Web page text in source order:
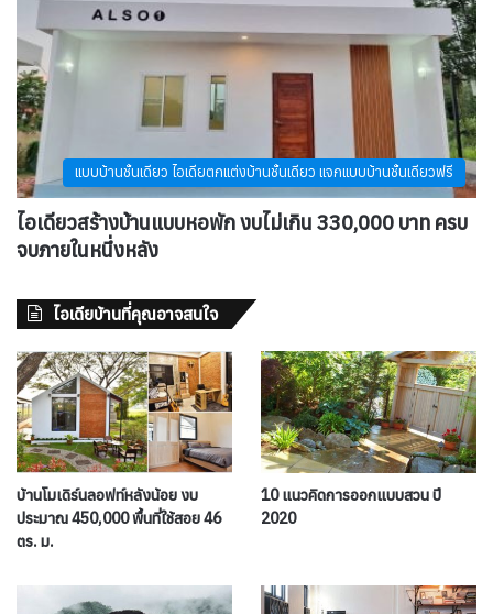
แบบบ้านชั้นเดียว ไอเดียตกแต่งบ้านชั้นเดียว แจกแบบบ้านชั้นเดียวฟรี
ไอเดียวสร้างบ้านแบบหอพัก งบไม่เกิน 330,000 บาท ครบ
จบภายในหนึ่งหลัง
ไอเดียบ้านที่คุณอาจสนใจ
บ้านโมเดิร์นลอฟท์หลังน้อย งบ
ประมาณ 450,000 พื้นที่ใช้สอย 46
ตร. ม.
10 แนวคิดการออกแบบสวน ปี
2020